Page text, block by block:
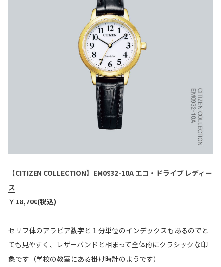
【CITIZEN COLLECTION】EM0932-10A エコ・ドライブ レディー
ス
￥18,700(税込)
セリフ体のアラビア数字と１分単位のインデックスもあるのでと
ても見やすく、レザーバンドと相まって全体的にクラシックな印
象です（学校の教室にある掛け時計のようです）